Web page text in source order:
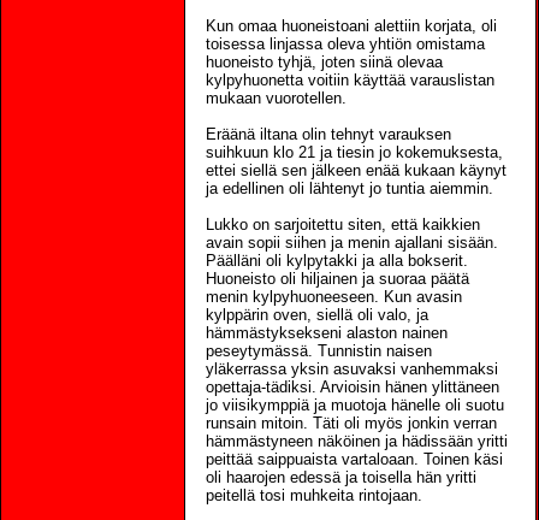
Kun omaa huoneistoani alettiin korjata, oli
toisessa linjassa oleva yhtiön omistama
huoneisto tyhjä, joten siinä olevaa
kylpyhuonetta voitiin käyttää varauslistan
mukaan vuorotellen.
Eräänä iltana olin tehnyt varauksen
suihkuun klo 21 ja tiesin jo kokemuksesta,
ettei siellä sen jälkeen enää kukaan käynyt
ja edellinen oli lähtenyt jo tuntia aiemmin.
Lukko on sarjoitettu siten, että kaikkien
avain sopii siihen ja menin ajallani sisään.
Päälläni oli kylpytakki ja alla bokserit.
Huoneisto oli hiljainen ja suoraa päätä
menin kylpyhuoneeseen. Kun avasin
kylppärin oven, siellä oli valo, ja
hämmästyksekseni alaston nainen
peseytymässä. Tunnistin naisen
yläkerrassa yksin asuvaksi vanhemmaksi
opettaja-tädiksi. Arvioisin hänen ylittäneen
jo viisikymppiä ja muotoja hänelle oli suotu
runsain mitoin. Täti oli myös jonkin verran
hämmästyneen näköinen ja hädissään yritti
peittää saippuaista vartaloaan. Toinen käsi
oli haarojen edessä ja toisella hän yritti
peitellä tosi muhkeita rintojaan.